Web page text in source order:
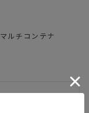
ルチコンテナ
と買おうか悩ん